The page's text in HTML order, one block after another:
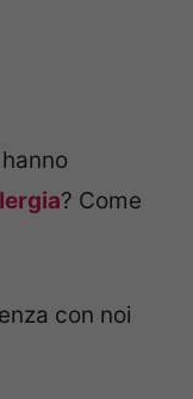
? Come
con noi